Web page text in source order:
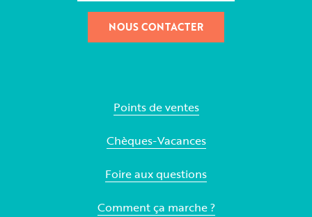
NOUS CONTACTER
Points de ventes
Chèques-Vacances
Foire aux questions
Comment ça marche ?